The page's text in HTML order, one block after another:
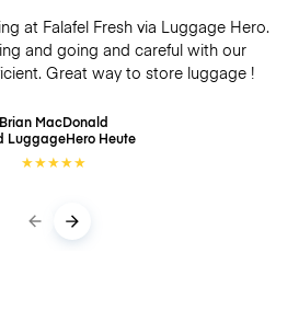
at Falafel Fresh via Luggage Hero.
and going and careful with our
Great way to store luggage !
Brian MacDonald
LuggageHero Heute
★★★★★